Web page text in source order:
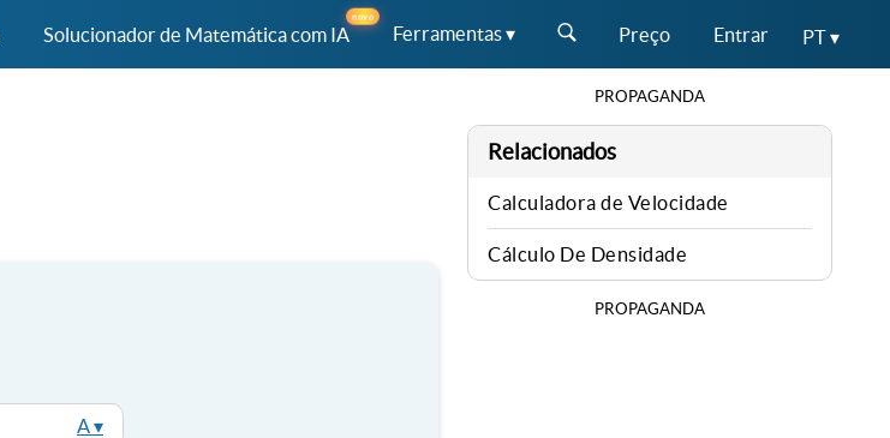
Solucionador de Matemática com IA
novo
Ferramentas ▾ Preço Entrar PT ▾
A ▾
PROPAGANDA
Relacionados
Calculadora de Velocidade
Cálculo De Densidade
PROPAGANDA